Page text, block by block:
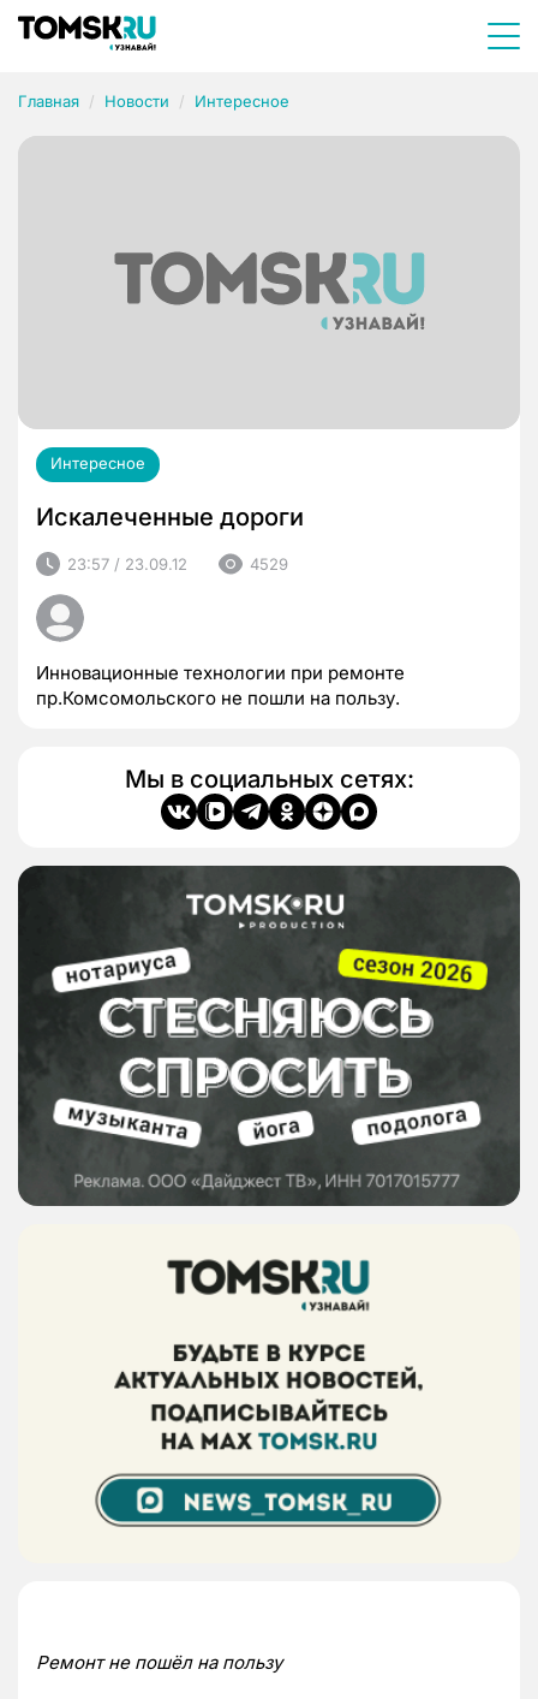
Главная Новости Интересное
Интересное
Искалеченные дороги
23:57 / 23.09.12 4529
Инновационные технологии при ремонте
пр.Комсомольского не пошли на пользу.
Мы в социальных сетях:
Ремонт не пошёл на пользу